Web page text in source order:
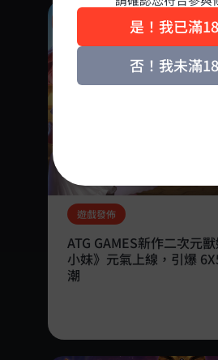
遊戲發佈
ATG GAMES新作二次元
小妹》元氣上線，引爆
潮
否！我未滿
是！我已滿